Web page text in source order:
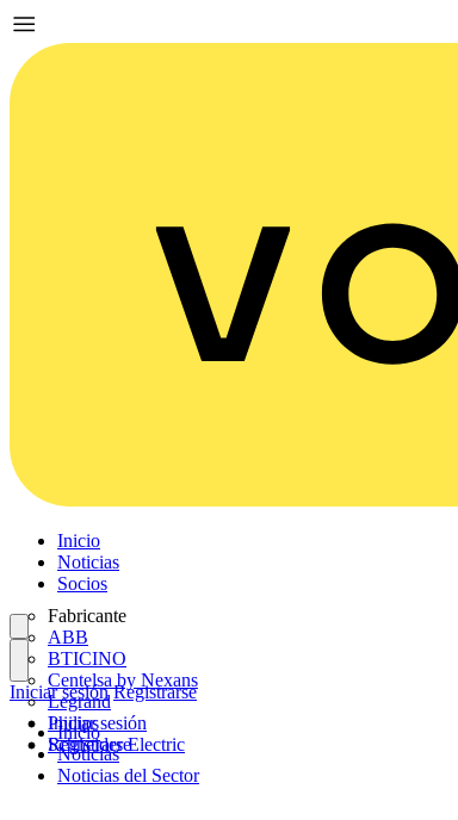
Inicio
Noticias
Socios
Fabricante
ABB
BTICINO
Centelsa by Nexans
Legrand
Philips
Schneider Electric
Iniciar sesión
Registrarse
Iniciar sesión Registrarse
Inicio
Noticias
Noticias del Sector